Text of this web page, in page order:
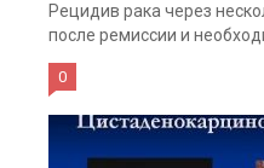
Рецидив рака через
после ремиссии и
0